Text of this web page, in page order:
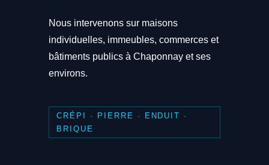
Nous intervenons sur maisons
individuelles, immeubles, commerces et
bâtiments publics à Chaponnay et ses
environs.
CRÉPI · PIERRE · ENDUIT ·
BRIQUE